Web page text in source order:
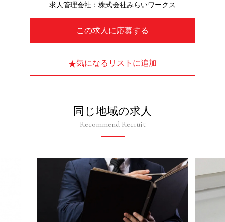
この求人に応募する
気になるリストに追加
求人管理会社：株式会社みらいワークス
同じ地域の求人
Recommend Recruit